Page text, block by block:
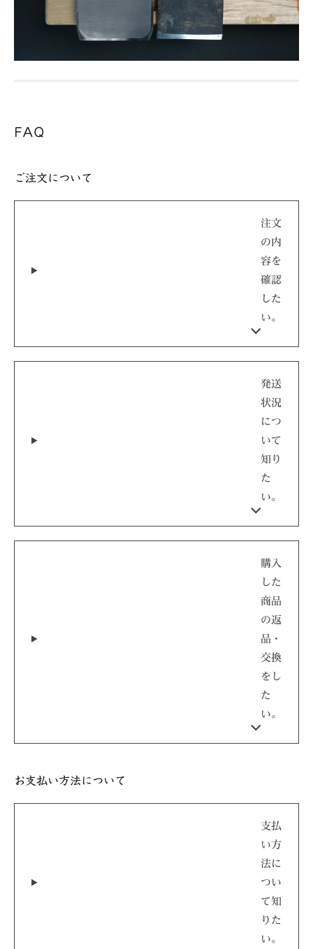
FAQ
ご注文について
注文
の内
容を
確認
した
い。
発送
状況
につ
いて
知り
た
い。
購入
した
商品
の返
品・
交換
をし
た
い。
お支払い方法について
支払
い方
法に
つい
て知
りた
い。